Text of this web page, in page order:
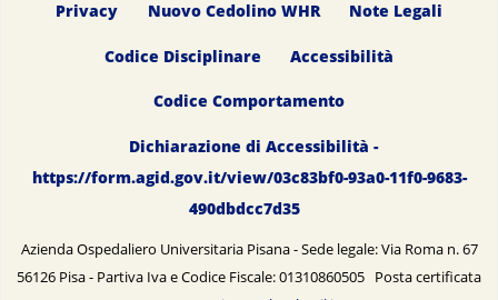
Privacy Nuovo Cedolino WHR Note Legali
Codice Disciplinare Accessibilità
Codice Comportamento
Dichiarazione di Accessibilità -
https://form.agid.gov.it/view/03c83bf0-93a0-11f0-9683-
490dbdcc7d35
Azienda Ospedaliero Universitaria Pisana - Sede legale: Via Roma n. 67
56126 Pisa - Partiva Iva e Codice Fiscale: 01310860505 Posta certificata